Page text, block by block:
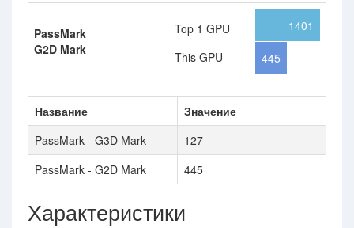
PassMark
G2D Mark
Top 1 GPU
This GPU
1401
445
Название
Значение
PassMark - G3D Mark
127
PassMark - G2D Mark
445
Характеристики